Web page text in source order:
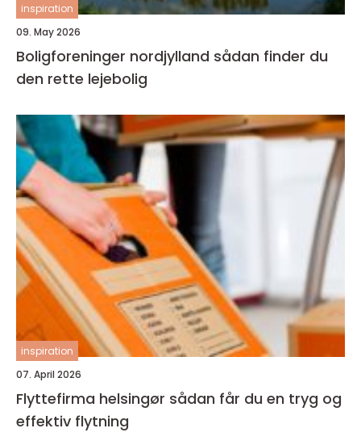
inspiration
09. May 2026
Boligforeninger nordjylland sådan finder du
den rette lejebolig
inspiration
07. April 2026
Flyttefirma helsingør sådan får du en tryg og
effektiv flytning